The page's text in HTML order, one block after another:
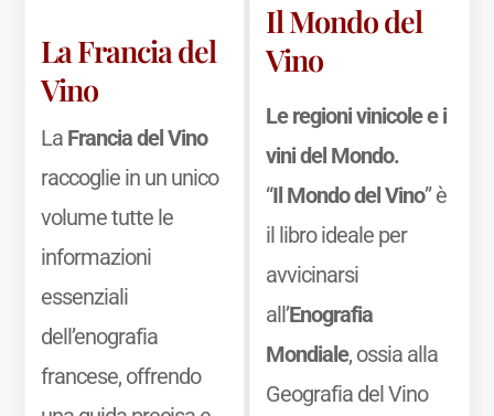
La Francia del
Vino
La Francia del Vino
raccoglie in un unico
volume tutte le
informazioni
essenziali
dell’enografia
francese, offrendo
Il Mondo del
Vino
Le regioni vinicole e i
vini del Mondo.
“Il Mondo del Vino” è
il libro ideale per
avvicinarsi
all’Enografia
Mondiale, ossia alla
Geografia del Vino